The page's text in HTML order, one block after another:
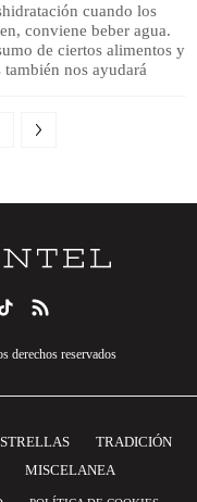
cuando los
conviene beber agua.
de ciertos alimentos y
nos ayudará
derechos reservados
TRADICIÓN
MISCELANEA